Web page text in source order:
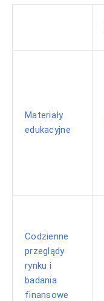
Materiały
edukacyjne
Codzienne
przeglądy
rynku i
badania
finansowe